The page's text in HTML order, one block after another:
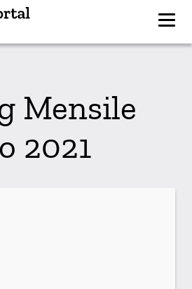
Mensile
2021